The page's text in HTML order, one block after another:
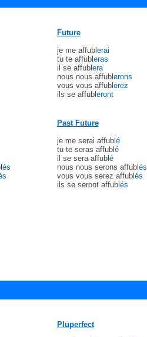
Future
je me affubl erai
tu te affubl eras
il se affubl era
nous nous affubl erons
vous vous affubl erez
ils se affubl eront
és
Past Future
je me serai affubl é
tu te seras affubl é
il se sera affubl é
nous nous serons affubl és
vous vous serez affubl és
ils se seront affubl és
Pluperfect